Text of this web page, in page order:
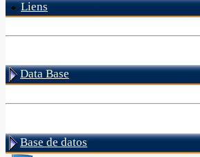
Liens
Data Base
Base de datos